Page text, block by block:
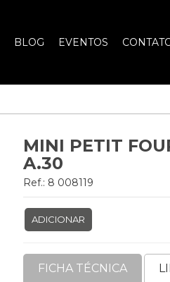
BLOG EVENTOS
MINI PETIT
A.30
Ref.: 8 008119
ADICIONAR
FICHA TÉCNICA